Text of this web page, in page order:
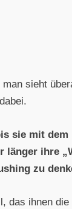
sieht
sie mit dem
länger ihre
zu
das ihnen